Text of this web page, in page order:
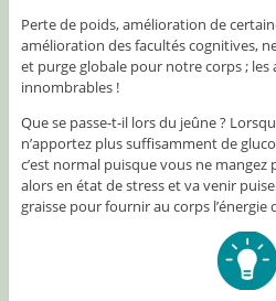
Perte de poids, amélioration de
amélioration des facultés cognitives,
et purge globale pour notre corps ;
innombrables !
Que se passe-t-il lors du jeûne ?
n’apportez plus suffisamment de
c’est normal puisque vous ne
alors en état de stress et va venir
graisse pour fournir au corps